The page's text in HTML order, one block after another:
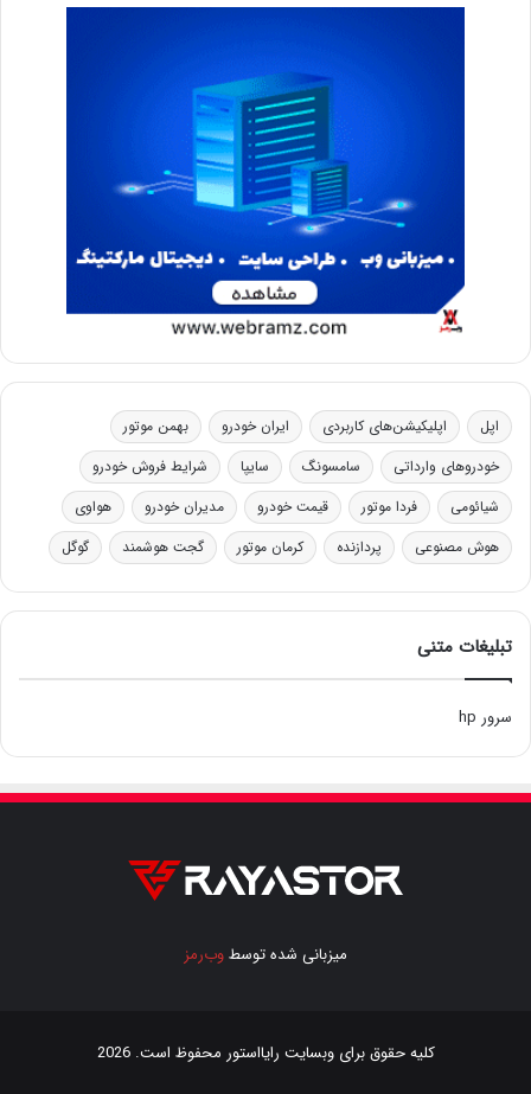
اپل اپلیکیشن‌های کاربردی ایران خودرو
بهمن موتور
خودروهای وارداتی
سامسونگ سایپا
شرایط فروش خودرو
شیائومی
فردا موتور قیمت خودرو مدیران خودرو
هواوی
هوش مصنوعی
پردازنده کرمان موتور گجت هوشمند گوگل
تبلیغات متنی
سرور hp
میزبانی شده توسطوب‌رمز
کلیه حقوق برای وبسایت رایااستور محفوظ است. 2026